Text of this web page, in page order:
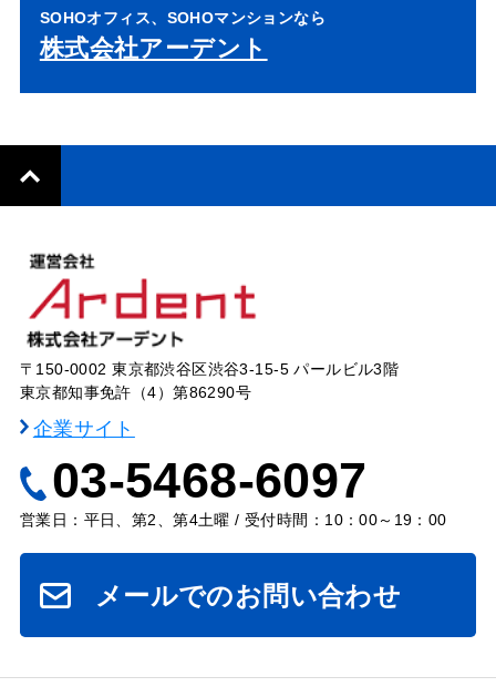
SOHOオフィス、SOHOマンションなら
株式会社アーデント
〒150-0002 東京都渋谷区渋谷3-15-5 パールビル3階
東京都知事免許（4）第86290号
企業サイト
03-5468-6097
営業日：平日、第2、第4土曜 / 受付時間：10：00～19：00
メールでのお問い合わせ